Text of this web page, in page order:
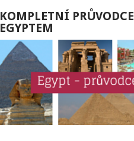
KOMPLETNÍ PRŮVODCE
EGYPTEM